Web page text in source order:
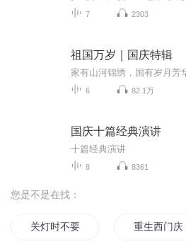
7 2303
祖国万岁｜国庆特辑
6 82.1万
国庆十篇经典演讲
十篇经典演讲
8 8361
您是不是在找：
关灯时不要说话 重生西门庆